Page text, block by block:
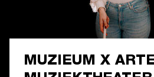
MUZIEUM X